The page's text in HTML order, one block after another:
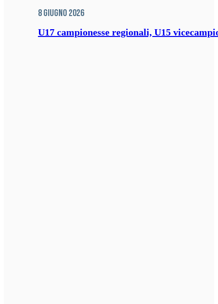
8 Giugno 2026
U17 campionesse regionali, U15